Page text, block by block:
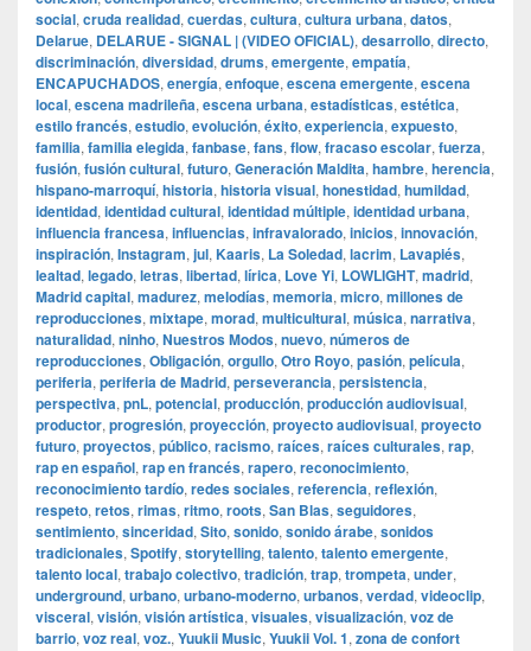
social, cruda realidad, cuerdas, cultura, cultura urbana, datos,
Delarue, DELARUE - SIGNAL | (VIDEO OFICIAL), desarrollo, directo,
discriminación, diversidad, drums, emergente, empatía,
ENCAPUCHADOS, energía, enfoque, escena emergente, escena
local, escena madrileña, escena urbana, estadísticas, estética,
estilo francés, estudio, evolución, éxito, experiencia, expuesto,
familia, familia elegida, fanbase, fans, flow, fracaso escolar, fuerza,
fusión, fusión cultural, futuro, Generación Maldita, hambre, herencia,
hispano-marroquí, historia, historia visual, honestidad, humildad,
identidad, identidad cultural, identidad múltiple, identidad urbana,
influencia francesa, influencias, infravalorado, inicios, innovación,
inspiración, Instagram, jul, Kaaris, La Soledad, lacrim, Lavapiés,
lealtad, legado, letras, libertad, lírica, Love Yi, LOWLIGHT, madrid,
Madrid capital, madurez, melodías, memoria, micro, millones de
reproducciones, mixtape, morad, multicultural, música, narrativa,
naturalidad, ninho, Nuestros Modos, nuevo, números de
reproducciones, Obligación, orgullo, Otro Royo, pasión, película,
periferia, periferia de Madrid, perseverancia, persistencia,
perspectiva, pnL, potencial, producción, producción audiovisual,
productor, progresión, proyección, proyecto audiovisual, proyecto
futuro, proyectos, público, racismo, raíces, raíces culturales, rap,
rap en español, rap en francés, rapero, reconocimiento,
reconocimiento tardío, redes sociales, referencia, reflexión,
respeto, retos, rimas, ritmo, roots, San Blas, seguidores,
sentimiento, sinceridad, Sito, sonido, sonido árabe, sonidos
tradicionales, Spotify, storytelling, talento, talento emergente,
talento local, trabajo colectivo, tradición, trap, trompeta, under,
underground, urbano, urbano-moderno, urbanos, verdad, videoclip,
visceral, visión, visión artística, visuales, visualización, voz de
barrio, voz real, voz., Yuukii Music, Yuukii Vol. 1, zona de confort